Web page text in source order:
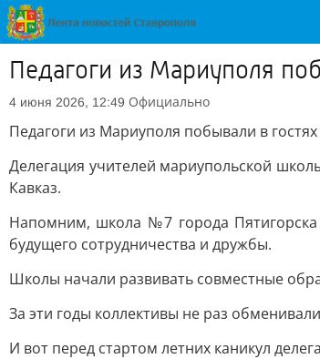
Педагоги из Мариуполя
4 июня 2026, 12:49 Официально
Педагоги из Мариуполя побывали в
Делегация учителей мариупольской
Кавказ.
Напомним, школа №7 города
будущего сотрудничества и дружбы.
Школы начали развивать совместные
За эти годы коллективы не раз
И вот перед стартом летних каникул